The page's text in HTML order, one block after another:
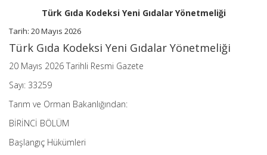
Türk Gıda Kodeksi Yeni Gıdalar Yönetmeliği
Tarih: 20 Mayıs 2026
Türk Gıda Kodeksi Yeni Gıdalar Yönetmeliği
20 Mayıs 2026 Tarihli Resmi Gazete
Sayı: 33259
Tarım ve Orman Bakanlığından:
BİRİNCİ BÖLÜM
Başlangıç Hükümleri